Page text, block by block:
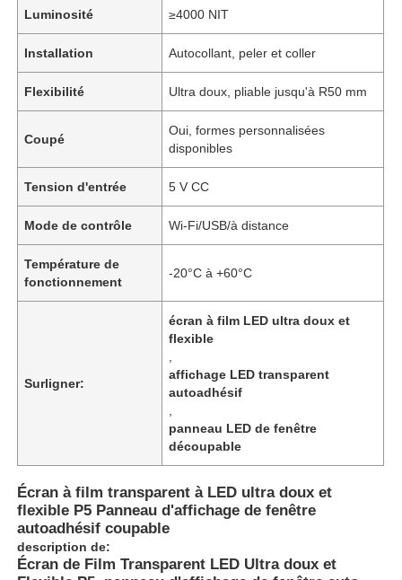
Luminosité ≥4000 NIT
Installation Autocollant, peler et coller
Flexibilité Ultra doux, pliable jusqu'à R50 mm
Coupé
Oui, formes personnalisées
disponibles
Tension d'entrée 5 V CC
Mode de contrôle Wi-Fi/USB/à distance
Température de
fonctionnement
-20°C à +60°C
Surligner:
écran à film LED ultra doux et
flexible
affichage LED transparent
autoadhésif
panneau LED de fenêtre
découpable
Écran à film transparent à LED ultra doux et
flexible P5 Panneau d'affichage de fenêtre
autoadhésif coupable
description de:
Écran de Film Transparent LED Ultra doux et